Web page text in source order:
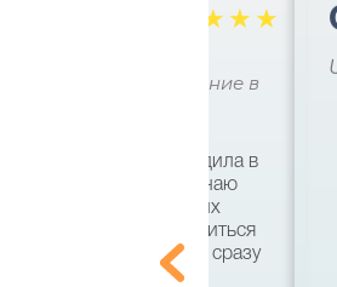
☆ ☆ ☆
образование в
я несколько раз ездила в
язык и совсем не знаю
По совету хороших
есть возможность учиться
вузе, а поступать сразу
на бакалавра по